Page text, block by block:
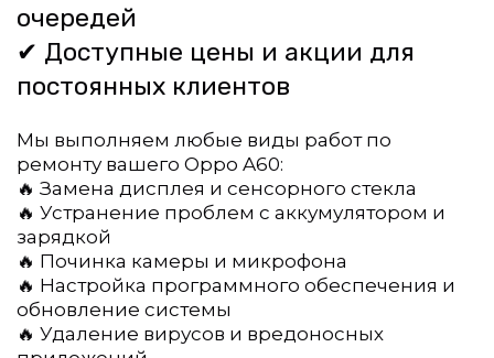
очередей
✔ Доступные цены и акции для
постоянных клиентов
Мы выполняем любые виды работ по
ремонту вашего Oppo A60:
🔥 Замена дисплея и сенсорного стекла
🔥 Устранение проблем с аккумулятором и
зарядкой
🔥 Починка камеры и микрофона
🔥 Настройка программного обеспечения и
обновление системы
🔥 Удаление вирусов и вредоносных